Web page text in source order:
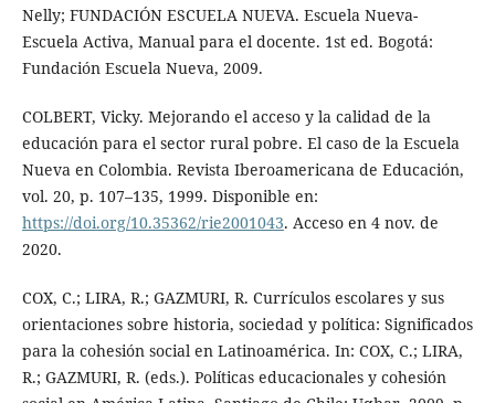
Nelly; FUNDACIÓN ESCUELA NUEVA. Escuela Nueva-
Escuela Activa, Manual para el docente. 1st ed. Bogotá:
Fundación Escuela Nueva, 2009.
COLBERT, Vicky. Mejorando el acceso y la calidad de la
educación para el sector rural pobre. El caso de la Escuela
Nueva en Colombia. Revista Iberoamericana de Educación,
vol. 20, p. 107–135, 1999. Disponible en:
https://doi.org/10.35362/rie2001043. Acceso en 4 nov. de
2020.
COX, C.; LIRA, R.; GAZMURI, R. Currículos escolares y sus
orientaciones sobre historia, sociedad y política: Significados
para la cohesión social en Latinoamérica. In: COX, C.; LIRA,
R.; GAZMURI, R. (eds.). Políticas educacionales y cohesión